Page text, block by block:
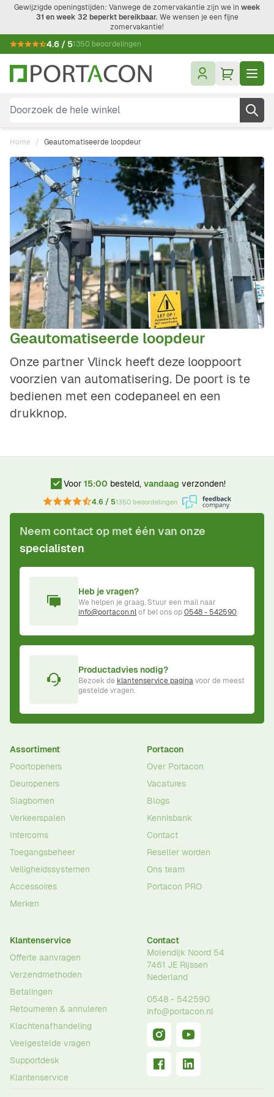
Ga naar de inhoud
Gewijzigde openingstijden: Vanwege de zomervakantie zijn we in week
31 en week 32 beperkt bereikbaar.We wensen je een fijne
zomervakantie!
4.6 / 51350 beoordelingen
Doorzoek de hele winkel
Home / Geautomatiseerde loopdeur
Geautomatiseerde loopdeur
Onze partner Vlinck heeft deze looppoort
voorzien van automatisering. De poort is te
bedienen met een codepaneel en een
drukknop.
Voor 15:00 besteld, vandaag verzonden!
4.6 / 51350 beoordelingen
Neem contact op met één van onze
specialisten
Heb je vragen?
We helpen je graag. Stuur een mail naar
info@portacon.nlof bel ons op0548 - 542590.
Productadvies nodig?
Bezoek de klantenservice paginavoor de meest
gestelde vragen.
Assortiment
Poortopeners
Deuropeners
Slagbomen
Verkeerspalen
Intercoms
Toegangsbeheer
Veiligheidssystemen
Accessoires
Merken
Portacon
Over Portacon
Vacatures
Blogs
Kennisbank
Contact
Reseller worden
Ons team
Portacon PRO
Klantenservice
Offerte aanvragen
Verzendmethoden
Betalingen
Retourneren & annuleren
Klachtenafhandeling
Veelgestelde vragen
Supportdesk
Klantenservice
Contact
Molendijk Noord 54
7461 JE Rijssen
Nederland
0548 - 542590
info@portacon.nl